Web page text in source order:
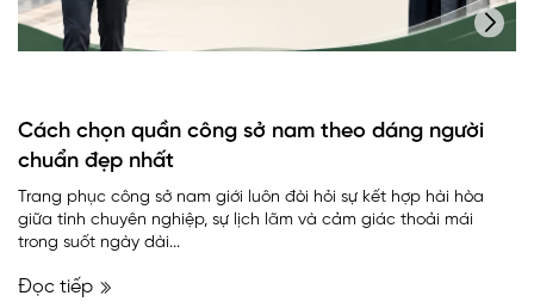
Cách chọn quần công sở nam theo dáng người
chuẩn đẹp nhất
Trang phục công sở nam giới luôn đòi hỏi sự kết hợp hài hòa
giữa tính chuyên nghiệp, sự lịch lãm và cảm giác thoải mái
trong suốt ngày dài...
Đọc tiếp